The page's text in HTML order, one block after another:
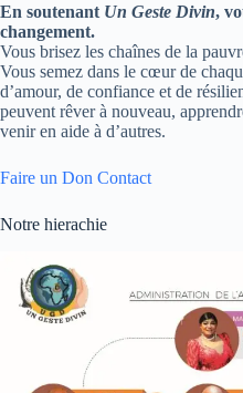
En soutenant Un Geste Divin,
changement.
Vous brisez les chaînes de la
Vous semez dans le cœur de
d’amour, de confiance et de
peuvent rêver à nouveau,
venir en aide à d’autres.
Faire un Don Contact
Notre hierachie